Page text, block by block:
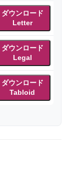
ダウンロード
Letter
ダウンロード
Legal
ダウンロード
Tabloid